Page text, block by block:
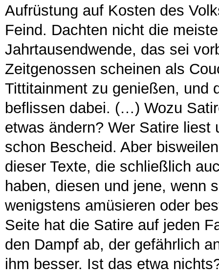
Aufrüstung auf Kosten des
Feind. Dachten nicht die
Jahrtausendwende, das sei
Zeitgenossen scheinen als
Tittitainment zu genießen, und
beflissen dabei. (…) Wozu
etwas ändern? Wer Satire
schon Bescheid. Aber
dieser Texte, die schließlich
haben, diesen und jene, wenn
wenigstens amüsieren oder
Seite hat die Satire auf jeden
den Dampf ab, der gefährlich
ihm besser. Ist das etwa